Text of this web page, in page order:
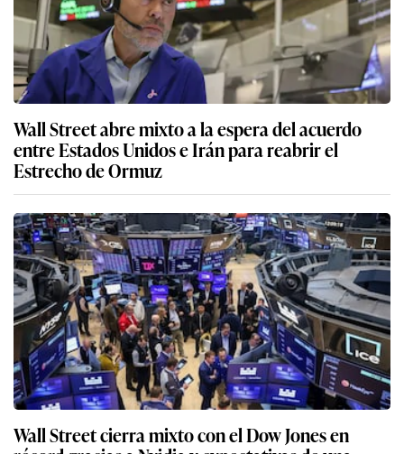
Wall Street abre mixto a la espera del acuerdo
entre Estados Unidos e Irán para reabrir el
Estrecho de Ormuz
Wall Street cierra mixto con el Dow Jones en